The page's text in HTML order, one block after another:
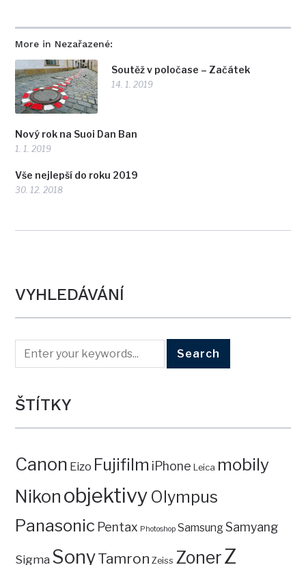
More in Nezařazené:
Soutěž v poločase – Začátek
14. 1. 2019
Nový rok na Suoi Dan Ban
1. 1. 2019
Vše nejlepší do roku 2019
30. 12. 2018
VYHLEDÁVÁNÍ
ŠTÍTKY
Canon Eizo Fujifilm iPhone Leica mobily
Nikon objektivy Olympus
Panasonic Pentax Photoshop SamsungSamyang
Sigma SonyTamron Zeiss ZonerZ